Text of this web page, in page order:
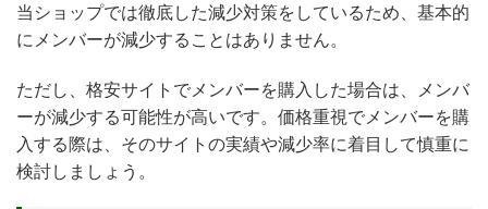
当ショップでは徹底した減少対策をしているため、基本的
にメンバーが減少することはありません。
ただし、格安サイトでメンバーを購入した場合は、メンバ
ーが減少する可能性が高いです。価格重視でメンバーを購
入する際は、そのサイトの実績や減少率に着目して慎重に
検討しましょう。